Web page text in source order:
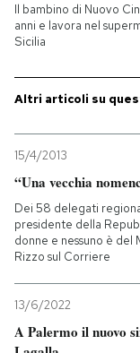
Scienza
Sport
PODCAST
NEWSLETTER
Il bambino di Nuovo
anni e lavora nel
Sicilia
Altri articoli su
15/4/2013
“Una vecchia
Dei 58 delegati
presidente della
donne e nessuno è
Rizzo sul Corriere
13/6/2022
A Palermo il nuovo